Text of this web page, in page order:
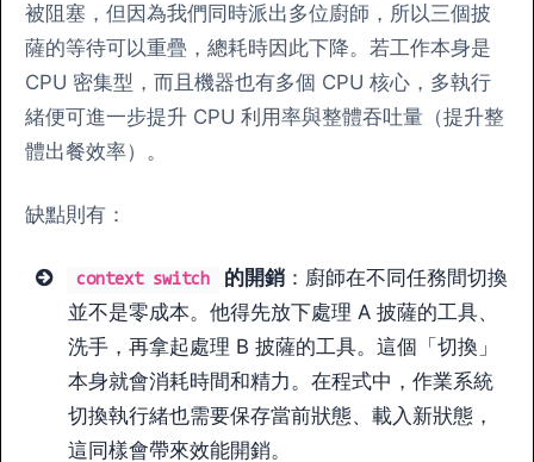
被阻塞，但因為我們同時派出多位廚師，所以三個披
薩的等待可以重疊，總耗時因此下降。若工作本身是
CPU 密集型，而且機器也有多個 CPU 核心，多執行
緒便可進一步提升 CPU 利用率與整體吞吐量（提升整
體出餐效率）。
缺點則有：
context switch 的開銷 ：廚師在不同任務間切換
並不是零成本。他得先放下處理 A 披薩的工具、
洗手，再拿起處理 B 披薩的工具。這個「切換」
本身就會消耗時間和精力。在程式中，作業系統
切換執行緒也需要保存當前狀態、載入新狀態，
這同樣會帶來效能開銷。